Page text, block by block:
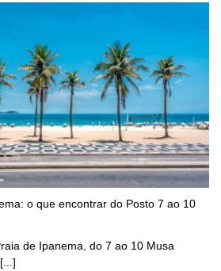
o que encontrar do Posto 7 ao 10
de Ipanema, do 7 ao 10 Musa